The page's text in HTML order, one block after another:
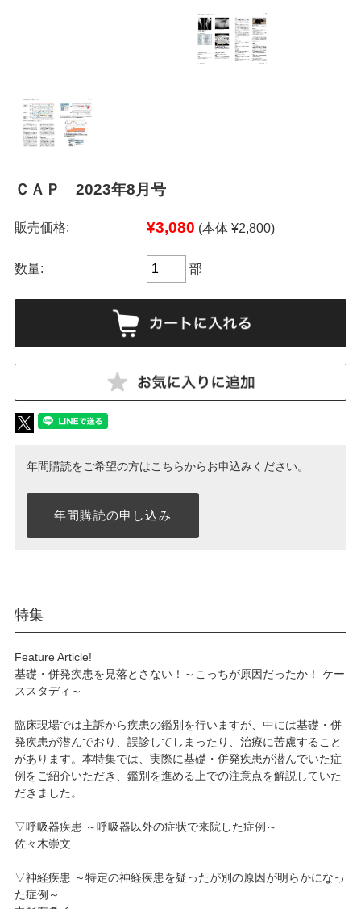
ＣＡＰ 2023年8月号
販売価格: ¥3,080 (本体 ¥2,800)
数量: 部
年間購読をご希望の方はこちらからお申込みください。
年間購読の申し込み
特集
Feature Article!
基礎・併発疾患を見落とさない！～こっちが原因だったか！ ケー
ススタディ～
臨床現場では主訴から疾患の鑑別を行いますが、中には基礎・併
発疾患が潜んでおり、誤診してしまったり、治療に苦慮すること
があります。本特集では、実際に基礎・併発疾患が潜んでいた症
例をご紹介いただき、鑑別を進める上での注意点を解説していた
だきました。
▽呼吸器疾患 ～呼吸器以外の症状で来院した症例～
佐々木崇文
▽神経疾患 ～特定の神経疾患を疑ったが別の原因が明らかになっ
た症例～